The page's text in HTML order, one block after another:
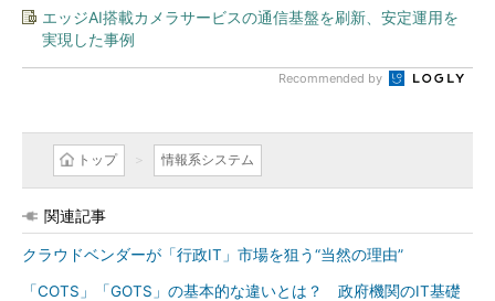
エッジAI搭載カメラサービスの通信基盤を刷新、安定運用を
実現した事例
Recommended by
トップ 情報系システム
関連記事
クラウドベンダーが「行政IT」市場を狙う“当然の理由”
「COTS」「GOTS」の基本的な違いとは？ 政府機関のIT基礎